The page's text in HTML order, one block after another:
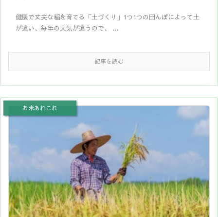
健康で丈夫な稲を育てる「土づくり」1つ1つの田んぼによって土
が違い、毎年の天気が違うので、 ...
記事を読む
お米あれこれ